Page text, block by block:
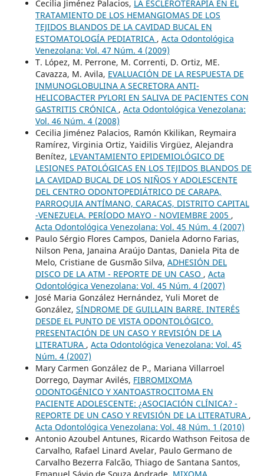
Cecilia Jiménez Palacios, LA ESCLEROTERAPIA EN EL
TRATAMIENTO DE LOS HEMANGIOMAS DE LOS
TEJIDOS BLANDOS DE LA CAVIDAD BUCAL EN
ESTOMATOLOGÍA PEDIATRICA , Acta Odontológica
Venezolana: Vol. 47 Núm. 4 (2009)
T. López, M. Perrone, M. Correnti, D. Ortiz, ME.
Cavazza, M. Avila, EVALUACIÓN DE LA RESPUESTA DE
INMUNOGLOBULINA A SECRETORA ANTI-
HELICOBACTER PYLORI EN SALIVA DE PACIENTES CON
GASTRITIS CRÓNICA , Acta Odontológica Venezolana:
Vol. 46 Núm. 4 (2008)
Cecilia Jiménez Palacios, Ramón Kkilikan, Reymaira
Ramírez, Virginia Ortiz, Yaidilis Virgüez, Alejandra
Benítez, LEVANTAMIENTO EPIDEMIOLÓGICO DE
LESIONES PATOLÓGICAS EN LOS TEJIDOS BLANDOS DE
LA CAVIDAD BUCAL DE LOS NIÑOS Y ADOLESCENTE
DEL CENTRO ODONTOPEDIÁTRICO DE CARAPA,
PARROQUIA ANTÍMANO, CARACAS, DISTRITO CAPITAL
-VENEZUELA. PERÍODO MAYO - NOVIEMBRE 2005 ,
Acta Odontológica Venezolana: Vol. 45 Núm. 4 (2007)
Paulo Sérgio Flores Campos, Daniela Adorno Farias,
Nilson Pena, Janaina Araújo Dantas, Daniela Pita de
Melo, Cristiane de Gusmão Silva, ADHESIÓN DEL
DISCO DE LA ATM - REPORTE DE UN CASO , Acta
Odontológica Venezolana: Vol. 45 Núm. 4 (2007)
José Maria González Hernández, Yuli Moret de
González, SÍNDROME DE GUILLAIN BARRE. INTERÉS
DESDE EL PUNTO DE VISTA ODONTOLÓGICO.
PRESENTACIÓN DE UN CASO Y REVISIÓN DE LA
LITERATURA , Acta Odontológica Venezolana: Vol. 45
Núm. 4 (2007)
Mary Carmen González de P., Mariana Villarroel
Dorrego, Daymar Avilés, FIBROMIXOMA
ODONTOGÉNICO Y XANTOASTROCITOMA EN
PACIENTE ADOLESCENTE: ¿ASOCIACIÓN CLÍNICA? -
REPORTE DE UN CASO Y REVISIÓN DE LA LITERATURA ,
Acta Odontológica Venezolana: Vol. 48 Núm. 1 (2010)
Antonio Azoubel Antunes, Ricardo Wathson Feitosa de
Carvalho, Rafael Linard Avelar, Paulo Germano de
Carvalho Bezerra Falcão, Thiago de Santana Santos,
Emanuel Sávio de Souza Andrade, MIXOMA